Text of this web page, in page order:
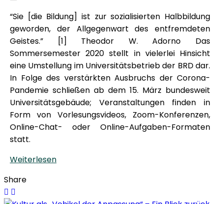
“Sie [die Bildung] ist zur sozialisierten Halbbildung
geworden, der Allgegenwart des entfremdeten
Geistes.” [1] Theodor W. Adorno Das
Sommersemester 2020 stellt in vielerlei Hinsicht
eine Umstellung im Universitätsbetrieb der BRD dar.
In Folge des verstärkten Ausbruchs der Corona-
Pandemie schließen ab dem 15. März bundesweit
Universitätsgebäude; Veranstaltungen finden in
Form von Vorlesungsvideos, Zoom-Konferenzen,
Online-Chat- oder Online-Aufgaben-Formaten
statt.
Weiterlesen
Share